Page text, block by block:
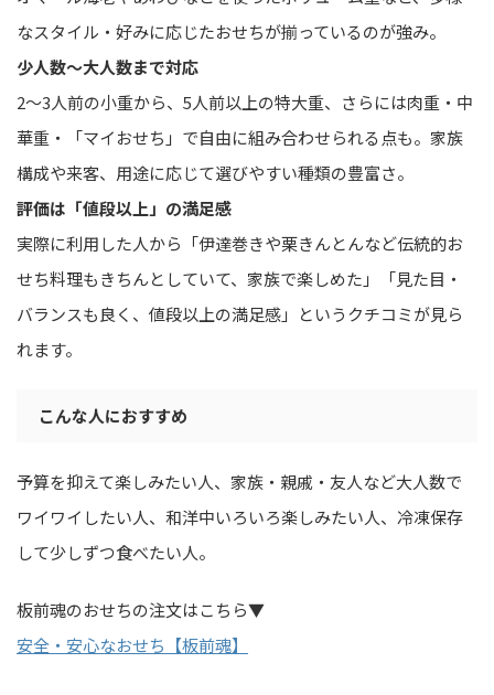
なスタイル・好みに応じたおせちが揃っているのが強み。
少人数〜大人数まで対応
2〜3人前の小重から、5人前以上の特大重、さらには肉重・中
華重・「マイおせち」で自由に組み合わせられる点も。家族
構成や来客、用途に応じて選びやすい種類の豊富さ。
評価は「値段以上」の満足感
実際に利用した人から「伊達巻きや栗きんとんなど伝統的お
せち料理もきちんとしていて、家族で楽しめた」「見た目・
バランスも良く、値段以上の満足感」というクチコミが見ら
れます。
こんな人におすすめ
予算を抑えて楽しみたい人、家族・親戚・友人など大人数で
ワイワイしたい人、和洋中いろいろ楽しみたい人、冷凍保存
して少しずつ食べたい人。
板前魂のおせちの注文はこちら▼
安全・安心なおせち【板前魂】